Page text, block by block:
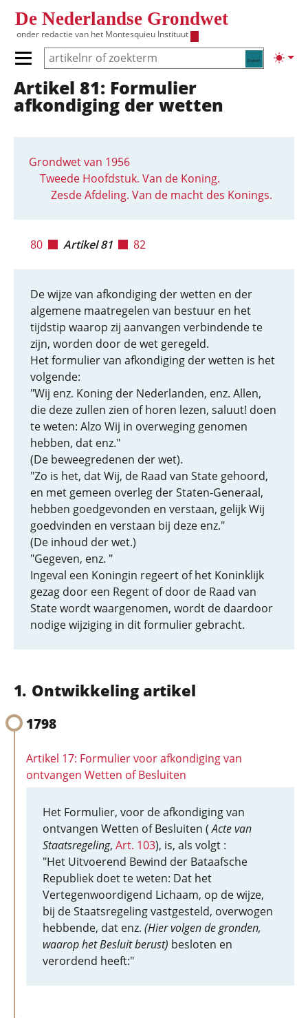
De Nederlandse Grondwet
onder redactie van het Montesquieu Instituut
Zoeken
Primair menu tonen/verbergen
Hoofdnavigatie
Artikel 81: Formulier
afkondiging der wetten
Grondwet van 1956
Tweede Hoofdstuk. Van de Koning.
Zesde Afdeling. Van de macht des Konings.
80 Artikel 81 82
De wijze van afkondiging der wetten en der
algemene maatregelen van bestuur en het
tijdstip waarop zij aanvangen verbindende te
zijn, worden door de wet geregeld.
Het formulier van afkondiging der wetten is het
volgende:
"Wij enz. Koning der Nederlanden, enz. Allen,
die deze zullen zien of horen lezen, saluut! doen
te weten: Alzo Wij in overweging genomen
hebben, dat enz."
(De beweegredenen der wet).
"Zo is het, dat Wij, de Raad van State gehoord,
en met gemeen overleg der Staten-Generaal,
hebben goedgevonden en verstaan, gelijk Wij
goedvinden en verstaan bij deze enz."
(De inhoud der wet.)
"Gegeven, enz. "
Ingeval een Koningin regeert of het Koninklijk
gezag door een Regent of door de Raad van
State wordt waargenomen, wordt de daardoor
nodige wijziging in dit formulier gebracht.
Ontwikkeling artikel
1798
Artikel 17: Formulier voor afkondiging van
ontvangen Wetten of Besluiten
Het Formulier, voor de afkondiging van
ontvangen Wetten of Besluiten (Acte van
Staatsregeling, Art. 103), is, als volgt :
"Het Uitvoerend Bewind der Bataafsche
Republiek doet te weten: Dat het
Vertegenwoordigend Lichaam, op de wijze,
bij de Staatsregeling vastgesteld, overwogen
hebbende, dat enz. (Hier volgen de gronden,
waarop het Besluit berust) besloten en
verordend heeft:"